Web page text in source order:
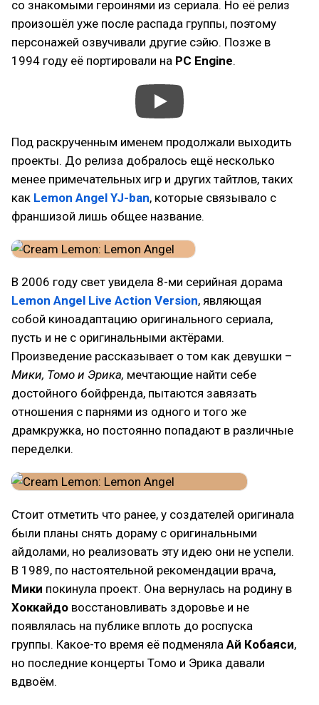
со знакомыми героинями из сериала. Но её релиз
произошёл уже после распада группы, поэтому
персонажей озвучивали другие сэйю. Позже в
1994 году её портировали на PC Engine.
Под раскрученным именем продолжали выходить
проекты. До релиза добралось ещё несколько
менее примечательных игр и других тайтлов, таких
как Lemon Angel YJ-ban, которые связывало с
франшизой лишь общее название.
В 2006 году свет увидела 8-ми серийная дорама
Lemon Angel Live Action Version, являющая
собой киноадаптацию оригинального сериала,
пусть и не с оригинальными актёрами.
Произведение рассказывает о том как девушки –
Мики, Томо и Эрика, мечтающие найти себе
достойного бойфренда, пытаются завязать
отношения с парнями из одного и того же
драмкружка, но постоянно попадают в различные
переделки.
Стоит отметить что ранее, у создателей оригинала
были планы снять дораму с оригинальными
айдолами, но реализовать эту идею они не успели.
В 1989, по настоятельной рекомендации врача,
Мики покинула проект. Она вернулась на родину в
Хоккайдо восстановливать здоровье и не
появлялась на публике вплоть до роспуска
группы. Какое-то время её подменяла Ай Кобаяси,
но последние концерты Томо и Эрика давали
вдвоём.